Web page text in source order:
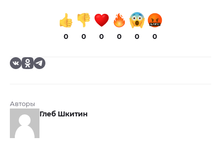
0 0 0 0 0 0
Авторы
Глеб Шкитин